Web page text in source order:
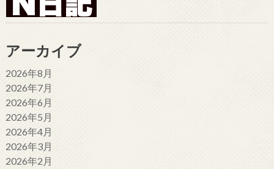
アーカイブ
2026年8月
2026年7月
2026年6月
2026年5月
2026年4月
2026年3月
2026年2月